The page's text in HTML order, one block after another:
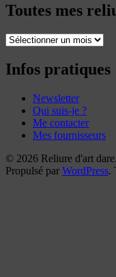
Toutes mes
Toutes
reliures
Infos pratiques
Newsletter
Qui suis-je ?
Me contacter
Mes fournisseurs
© 2026 Reliure d'art dare.
Propulsé par WordPress.